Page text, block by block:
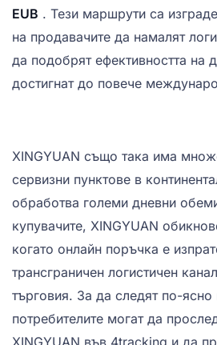
EUB . Тези маршрути са
на продавачите да намалят
да подобрят ефективността на
достигнат до повече
XINGYUAN също така има
сервизни пунктове в
обработва големи дневни
купувачите, XINGYUAN
когато онлайн поръчка е
трансграничен логистичен
търговия. За да следят по-ясно
потребителите могат да